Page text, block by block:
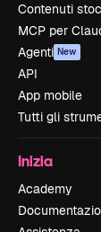
Contenuti
MCP per
Agenti New
API
App mobile
Tutti gli
Inizia
Academy